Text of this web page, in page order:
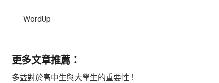
WordUp
更多文章推薦：
多益對於高中生與大學生的重要性！